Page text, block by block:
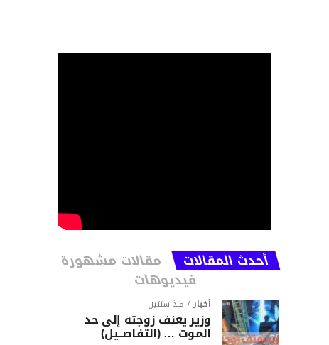
أحدث المقالات مقالات مشهورة
فيديوهات
أخبار منذ سنتين
وزير يعنف زوجته إلى حد
الموت … (التفاصــيل)